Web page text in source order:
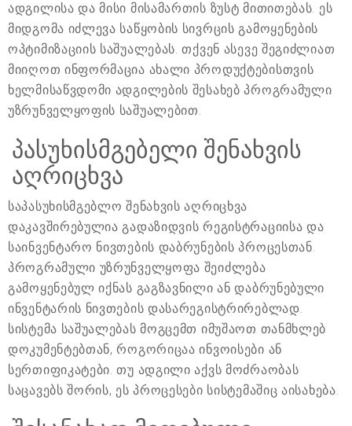
ადგილისა და მისი მისამართის ზუსტ მითითებას. ეს
მიდგომა იძლევა საწყობის სივრცის გამოყენების
ოპტიმიზაციის საშუალებას. თქვენ ასევე შეგიძლიათ
მიიღოთ ინფორმაცია ახალი პროდუქტებისთვის
ხელმისაწვდომი ადგილების შესახებ პროგრამული
უზრუნველყოფის საშუალებით.
პასუხისმგებელი შენახვის
აღრიცხვა
საპასუხისმგებლო შენახვის აღრიცხვა
დაკავშირებულია გადაზიდვის რეგისტრაციისა და
საინვენტარო ნივთების დაბრუნების პროცესთან.
პროგრამული უზრუნველყოფა შეიძლება
გამოყენებულ იქნას გაგზავნილი ან დაბრუნებული
ინვენტარის ნივთების დასარეგისტრირებლად.
სისტემა საშუალებას მოგცემთ იმუშაოთ თანმხლებ
დოკუმენტებთან, როგორიცაა ინვოისები ან
სერთიფიკატები. თუ ადგილი აქვს მოძრაობას
საცავებს შორის, ეს პროცესები სისტემაშიც აისახება.